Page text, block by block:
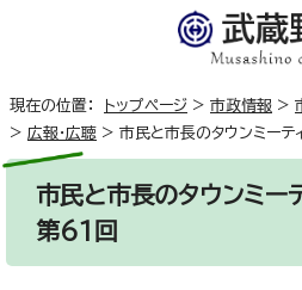
現在の位置： トップページ > 市政情報 >
> 広報・広聴 > 市民と市長のタウンミー
市民と市長のタウンミ
第61回